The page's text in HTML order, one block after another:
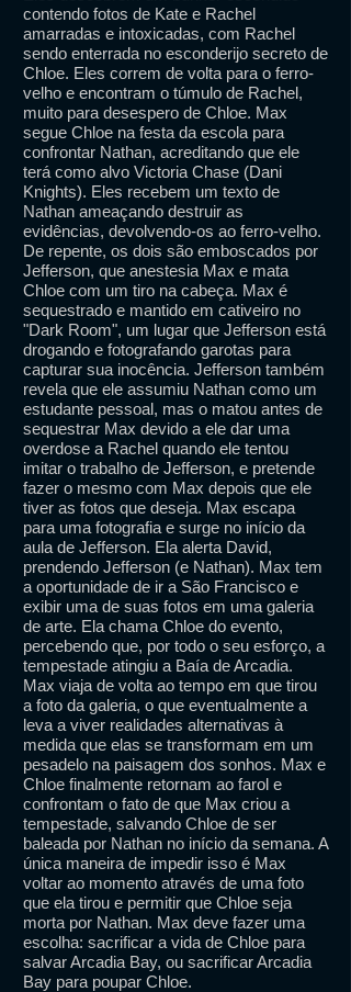
contendo fotos de Kate e Rachel
amarradas e intoxicadas, com Rachel
sendo enterrada no esconderijo secreto de
Chloe. Eles correm de volta para o ferro-
velho e encontram o túmulo de Rachel,
muito para desespero de Chloe. Max
segue Chloe na festa da escola para
confrontar Nathan, acreditando que ele
terá como alvo Victoria Chase (Dani
Knights). Eles recebem um texto de
Nathan ameaçando destruir as
evidências, devolvendo-os ao ferro-velho.
De repente, os dois são emboscados por
Jefferson, que anestesia Max e mata
Chloe com um tiro na cabeça. Max é
sequestrado e mantido em cativeiro no
"Dark Room", um lugar que Jefferson está
drogando e fotografando garotas para
capturar sua inocência. Jefferson também
revela que ele assumiu Nathan como um
estudante pessoal, mas o matou antes de
sequestrar Max devido a ele dar uma
overdose a Rachel quando ele tentou
imitar o trabalho de Jefferson, e pretende
fazer o mesmo com Max depois que ele
tiver as fotos que deseja. Max escapa
para uma fotografia e surge no início da
aula de Jefferson. Ela alerta David,
prendendo Jefferson (e Nathan). Max tem
a oportunidade de ir a São Francisco e
exibir uma de suas fotos em uma galeria
de arte. Ela chama Chloe do evento,
percebendo que, por todo o seu esforço, a
tempestade atingiu a Baía de Arcadia.
Max viaja de volta ao tempo em que tirou
a foto da galeria, o que eventualmente a
leva a viver realidades alternativas à
medida que elas se transformam em um
pesadelo na paisagem dos sonhos. Max e
Chloe finalmente retornam ao farol e
confrontam o fato de que Max criou a
tempestade, salvando Chloe de ser
baleada por Nathan no início da semana. A
única maneira de impedir isso é Max
voltar ao momento através de uma foto
que ela tirou e permitir que Chloe seja
morta por Nathan. Max deve fazer uma
escolha: sacrificar a vida de Chloe para
salvar Arcadia Bay, ou sacrificar Arcadia
Bay para poupar Chloe.